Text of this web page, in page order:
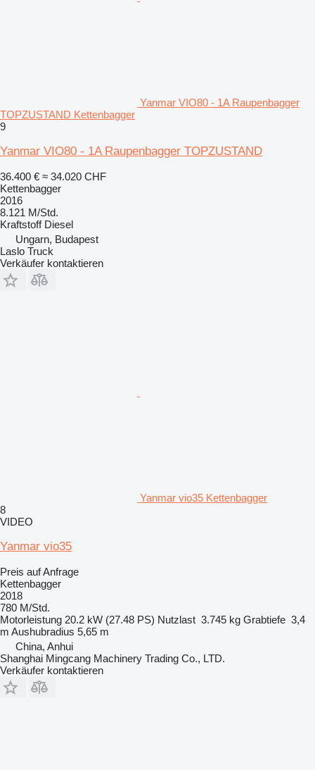
Yanmar VIO80 - 1A Raupenbagger
TOPZUSTAND Kettenbagger
9
Yanmar VIO80 - 1A Raupenbagger TOPZUSTAND
36.400 € ≈ 34.020 CHF
Kettenbagger
2016
8.121 M/Std.
Kraftstoff Diesel
Ungarn, Budapest
Laslo Truck
Verkäufer kontaktieren
Yanmar vio35 Kettenbagger
8
VIDEO
Yanmar vio35
Preis auf Anfrage
Kettenbagger
2018
780 M/Std.
Motorleistung 20.2 kW (27.48 PS) Nutzlast 3.745 kg Grabtiefe 3,4
m Aushubradius 5,65 m
China, Anhui
Shanghai Mingcang Machinery Trading Co., LTD.
Verkäufer kontaktieren